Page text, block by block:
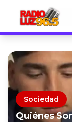
Sociedad
Quiénes